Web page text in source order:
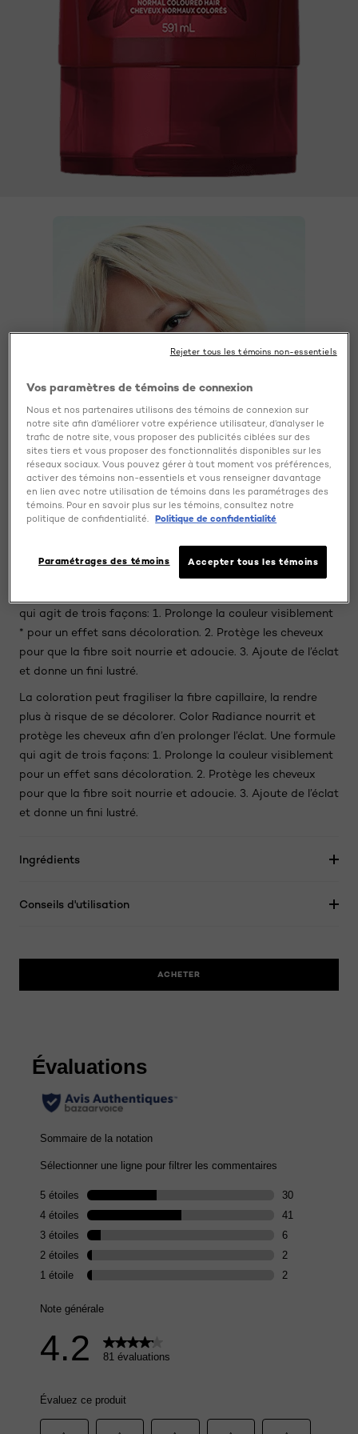
Informations produit
La coloration peut fragiliser la fibre capillaire, la rendre
plus à risque de se décolorer. Color Radiance nourrit et
qui agit de trois façons: 1. Prolonge la couleur visiblement
* pour un effet sans décoloration. 2. Protège les cheveux
pour que la fibre soit nourrie et adoucie. 3. Ajoute de l’éclat
et donne un fini lustré.
La coloration peut fragiliser la fibre capillaire, la rendre
plus à risque de se décolorer. Color Radiance nourrit et
protège les cheveux afin d’en prolonger l’éclat. Une formule
qui agit de trois façons: 1. Prolonge la couleur visiblement
pour un effet sans décoloration. 2. Protège les cheveux
pour que la fibre soit nourrie et adoucie. 3. Ajoute de l’éclat
et donne un fini lustré.
Ingrédients
Conseils d'utilisation
ACHETER
Vos paramètres de témoins de connexion
Nous et nos partenaires utilisons des témoins de connexion sur
notre site afin d’améliorer votre expérience utilisateur, d’analyser le
trafic de notre site, vous proposer des publicités ciblées sur des
sites tiers et vous proposer des fonctionnalités disponibles sur les
réseaux sociaux. Vous pouvez gérer à tout moment vos préférences,
activer des témoins non-essentiels et vous renseigner davantage
en lien avec notre utilisation de témoins dans les paramétrages des
témoins. Pour en savoir plus sur les témoins, consultez notre
politique de confidentialité. Politique de confidentialité
Accepter tous les témoins
Paramétrages des témoins
Rejeter tous les témoins non-essentiels